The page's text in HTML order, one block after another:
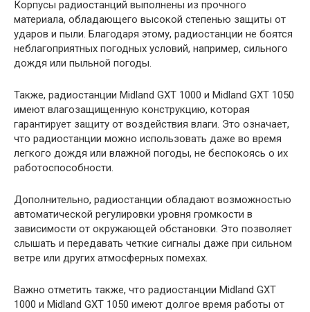
Корпусы радиостанций выполнены из прочного
материала, обладающего высокой степенью защиты от
ударов и пыли. Благодаря этому, радиостанции не боятся
неблагоприятных погодных условий, например, сильного
дождя или пыльной погоды.
Также, радиостанции Midland GXT 1000 и Midland GXT 1050
имеют влагозащищенную конструкцию, которая
гарантирует защиту от воздействия влаги. Это означает,
что радиостанции можно использовать даже во время
легкого дождя или влажной погоды, не беспокоясь о их
работоспособности.
Дополнительно, радиостанции обладают возможностью
автоматической регулировки уровня громкости в
зависимости от окружающей обстановки. Это позволяет
слышать и передавать четкие сигналы даже при сильном
ветре или других атмосферных помехах.
Важно отметить также, что радиостанции Midland GXT
1000 и Midland GXT 1050 имеют долгое время работы от